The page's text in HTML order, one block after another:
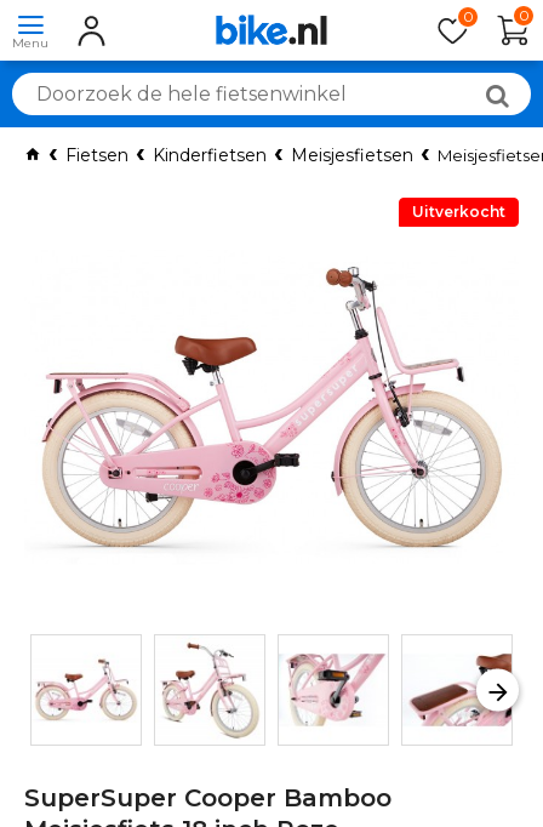
0 0
Fietsen Kinderfietsen Meisjesfietsen
Uitverkocht
SuperSuper Cooper Bamboo